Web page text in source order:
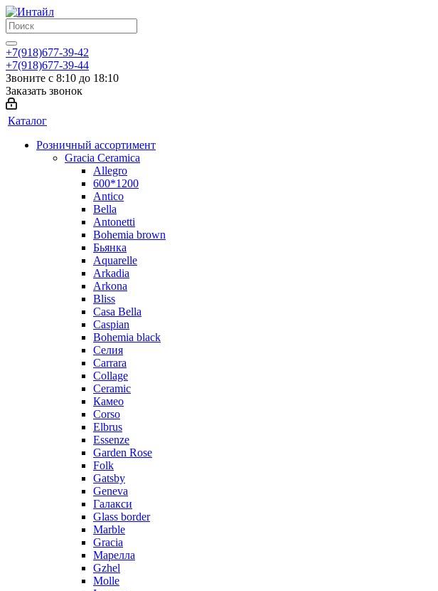
+7(918)677-39-42
+7(918)677-39-44
Звоните с 8:10 до 18:10
Заказать звонок
Каталог
Розничный ассортимент
Gracia Ceramica
Allegro
600*1200
Antico
Bella
Antonetti
Bohemia brown
Бьянка
Aquarelle
Arkadia
Arkona
Bliss
Casa Bella
Caspian
Bohemia black
Селия
Carrara
Collage
Ceramic
Камео
Corso
Elbrus
Essenze
Garden Rose
Folk
Gatsby
Geneva
Галакси
Glass border
Marble
Gracia
Марелла
Gzhel
Molle